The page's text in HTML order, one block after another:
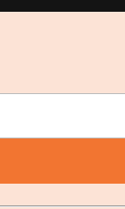
site zijn de